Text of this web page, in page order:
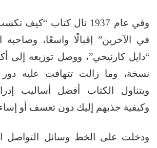
وفي عام 1937 نال كتاب
في الآخرين” إقبالًا واسعًا، وصاحبه
نسخة، وما زالت تتهافت عليه دور
ويتناول الكتاب أفضل أساليب
وكيفية جذبهم إليك دون تعسف أو
ودخلت على الخط وسائل التواصل